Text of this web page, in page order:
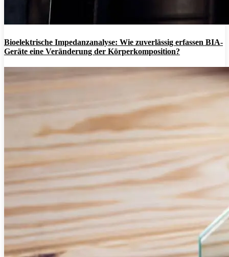
Bioelektrische Impedanzanalyse: Wie zuverlässig erfassen BIA-
Geräte eine Veränderung der Körperkomposition?